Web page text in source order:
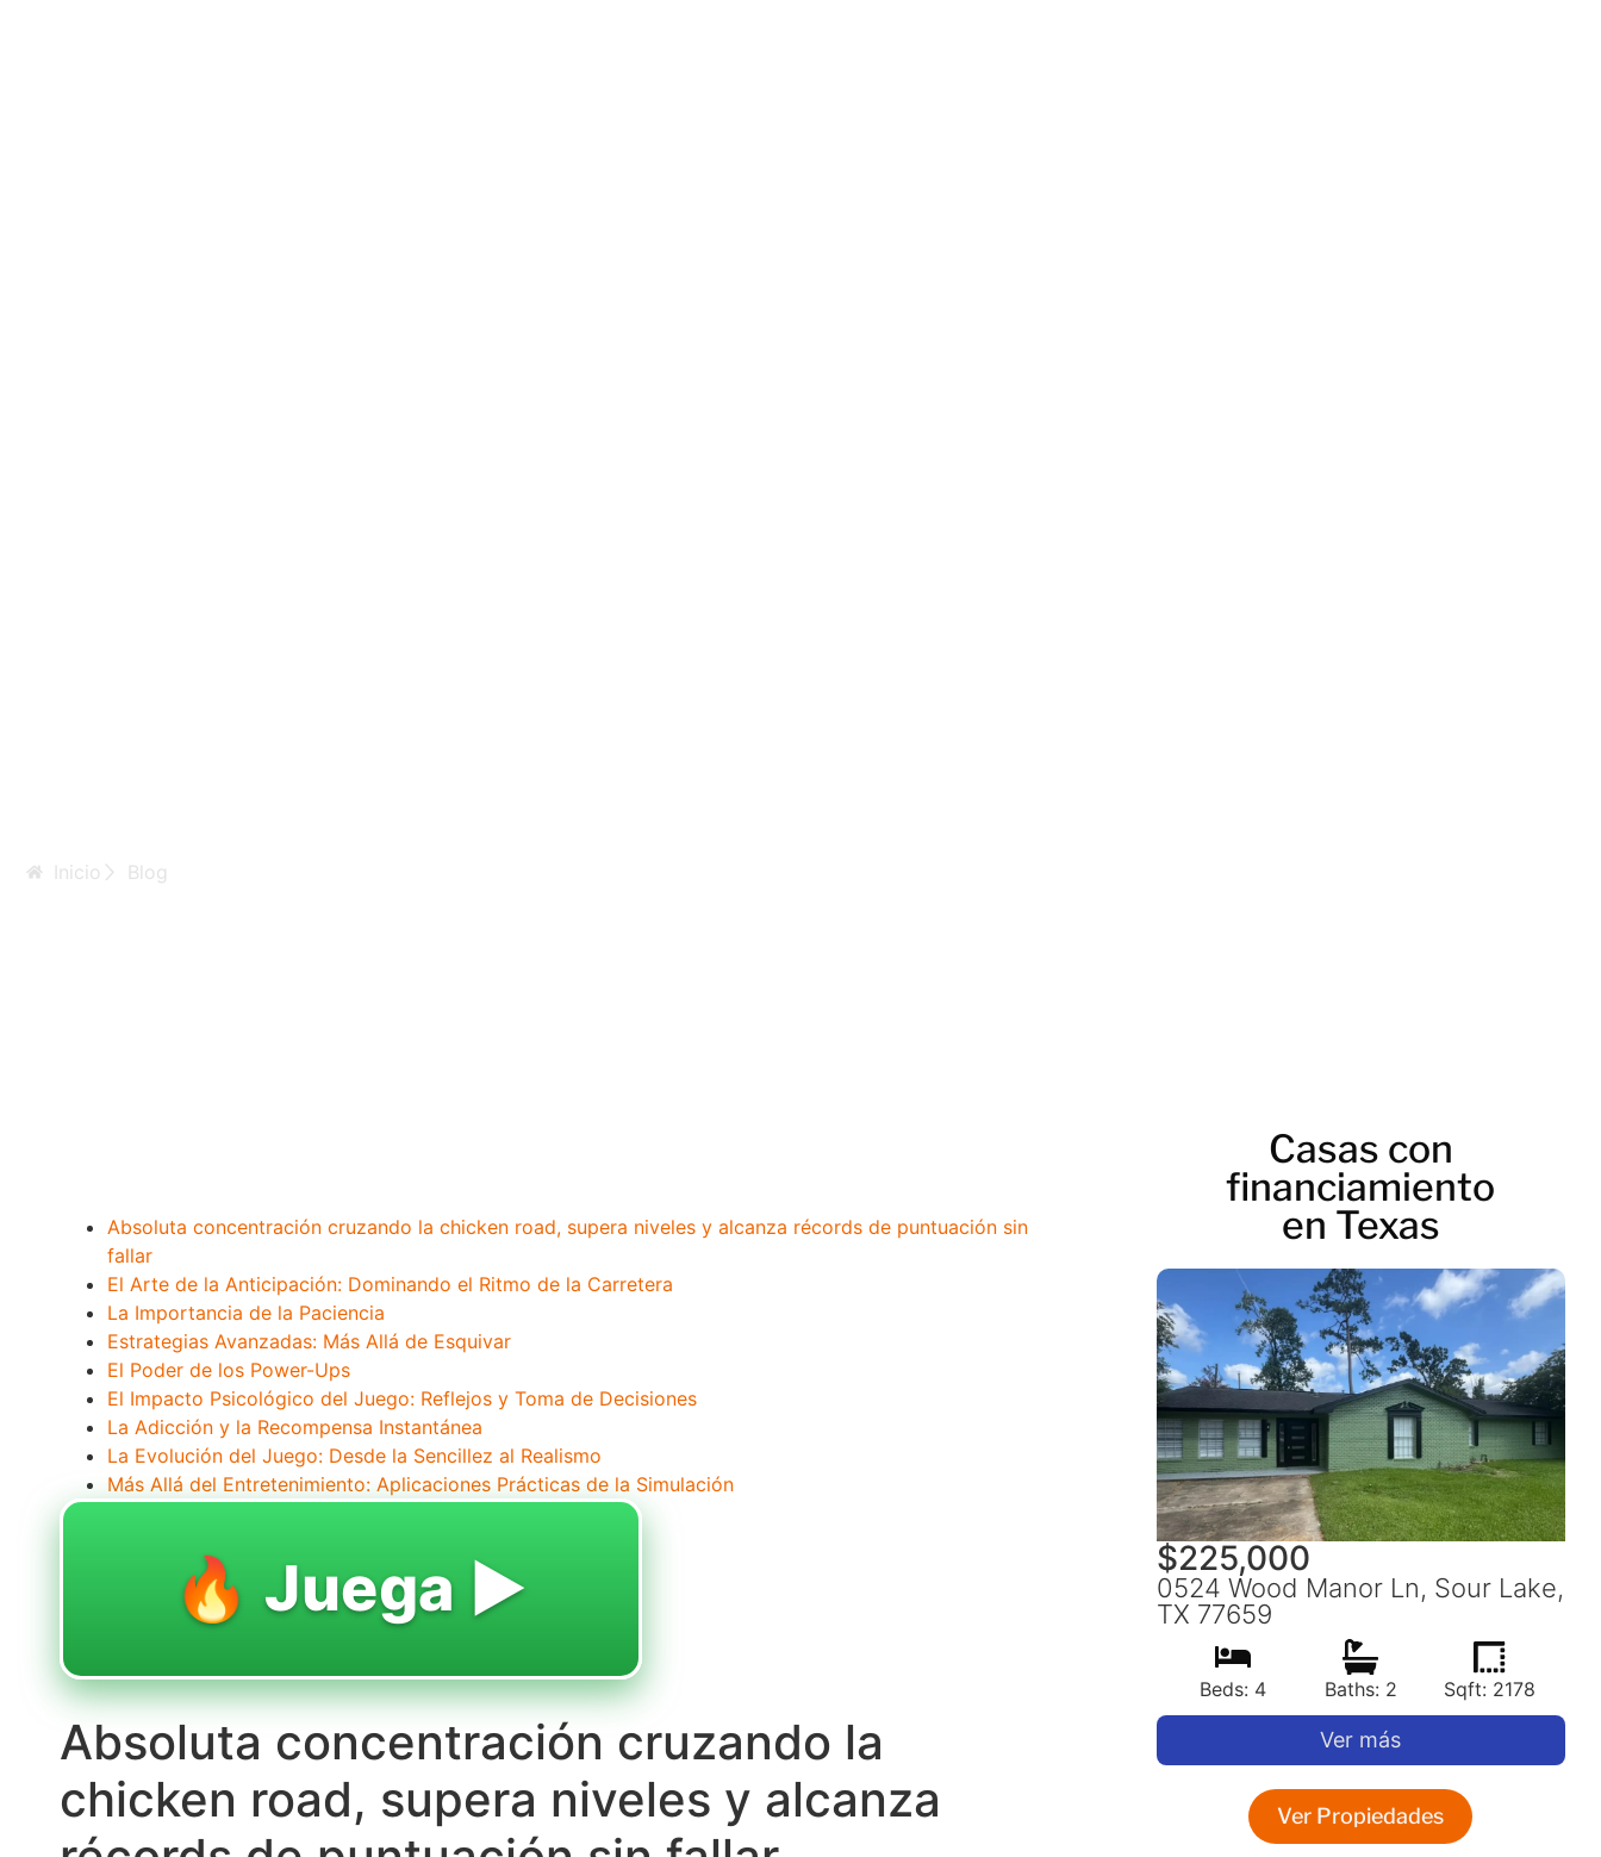
Inicio Blog
Absoluta concentración cruzando la chicken road, supera niveles y alcanza récords de puntuación sin
fallar
El Arte de la Anticipación: Dominando el Ritmo de la Carretera
La Importancia de la Paciencia
Estrategias Avanzadas: Más Allá de Esquivar
El Poder de los Power-Ups
El Impacto Psicológico del Juego: Reflejos y Toma de Decisiones
La Adicción y la Recompensa Instantánea
La Evolución del Juego: Desde la Sencillez al Realismo
Más Allá del Entretenimiento: Aplicaciones Prácticas de la Simulación
🔥 Juega ▶️
Absoluta concentración cruzando la
chicken road, supera niveles y alcanza
Casas con
financiamiento
en Texas
$225,000
0524 Wood Manor Ln, Sour Lake,
TX 77659
Beds: 4 Baths: 2 Sqft: 2178
Ver más
Ver Propiedades